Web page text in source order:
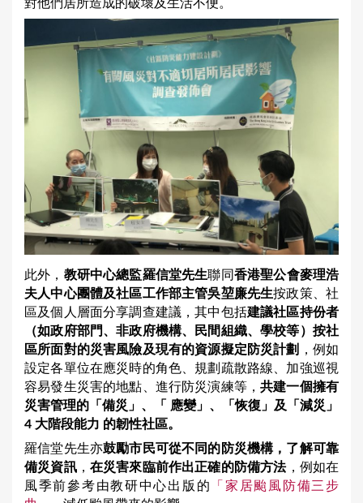
對他們居所造成的破壞及生活不便。
此外， 教研中心總監羅信堂先生聯同 香港聖公會麥理浩
夫人中心團體及社區工作部主管吳堃廉先生按政策、社
區及個人層面分享調查建議，其中包括建議社區持份者
（如政府部門、非政府機構、民間組織、學校等）按社
區所面對的災害風險及現有的資源擬定防災計劃
，例如
設定各單位在應災時的角色、規劃疏散路線、加強巡視
容易發生災害的地點、進行防災演練等，共建一個擁有
災害管理的 「備災」、「 應變」、「恢復」及「減災」
4 大階段能力 的韌性社區。
羅信堂先生亦鼓勵市民可從不同的防災機構，了解可靠
備災資訊， 在災害來臨前作出正確的防備方法，例如在
風季前參考由教研中心出版的
「家居颱風防備三步